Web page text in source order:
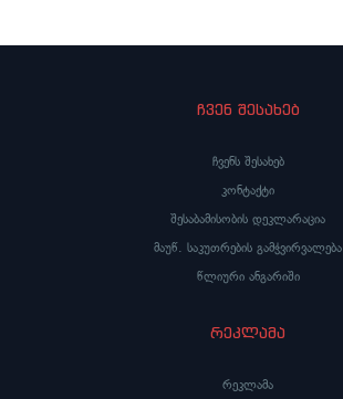
ჩვენ შესახებ
ჩვენს შესახებ
კონტაქტი
შესაბამისობის დეკლარაცია
მაუწ. საკუთრების გამჭვირვალება
წლიური ანგარიში
რეკლამა
რეკლამა